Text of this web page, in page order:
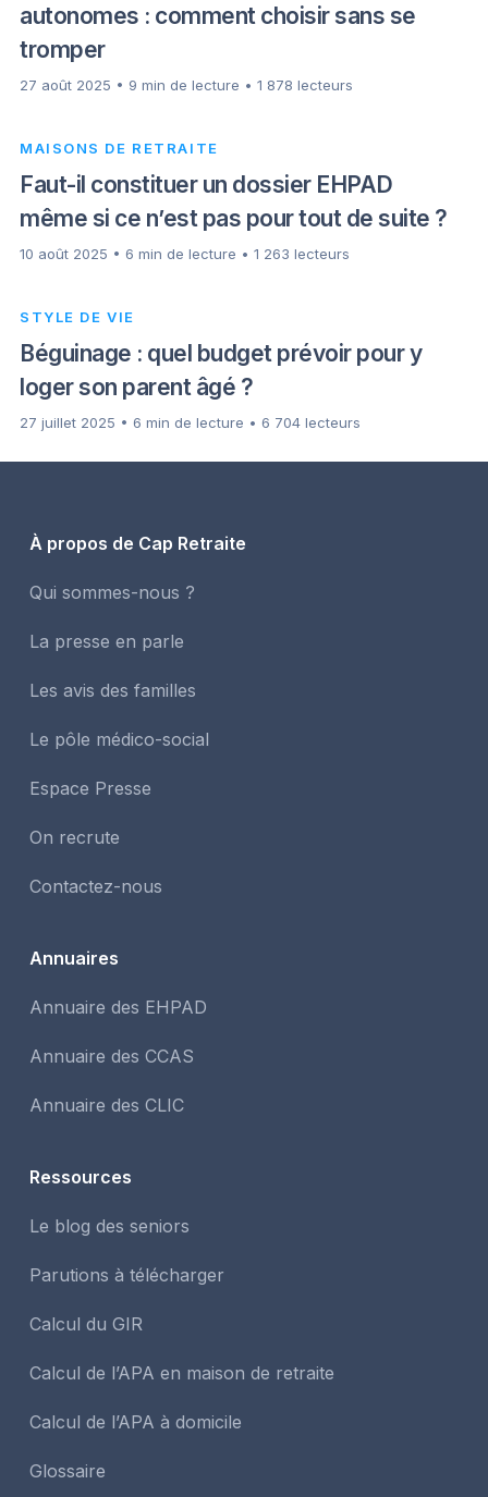
autonomes : comment choisir sans se
tromper
27 août 2025 • 9 min de lecture • 1 878 lecteurs
MAISONS DE RETRAITE
Faut-il constituer un dossier EHPAD
même si ce n’est pas pour tout de suite ?
10 août 2025 • 6 min de lecture • 1 263 lecteurs
STYLE DE VIE
Béguinage : quel budget prévoir pour y
loger son parent âgé ?
27 juillet 2025 • 6 min de lecture • 6 704 lecteurs
À propos de Cap Retraite
Qui sommes-nous ?
La presse en parle
Les avis des familles
Le pôle médico-social
Espace Presse
On recrute
Contactez-nous
Annuaires
Annuaire des EHPAD
Annuaire des CCAS
Annuaire des CLIC
Ressources
Le blog des seniors
Parutions à télécharger
Calcul du GIR
Calcul de l’APA en maison de retraite
Calcul de l’APA à domicile
Glossaire